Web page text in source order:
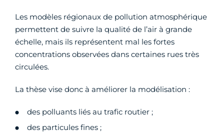
Les modèles régionaux de pollution atmosphérique
permettent de suivre la qualité de l’air à grande
échelle, mais ils représentent mal les fortes
concentrations observées dans certaines rues très
circulées.
La thèse vise donc à améliorer la modélisation :
des polluants liés au trafic routier ;
des particules fines ;